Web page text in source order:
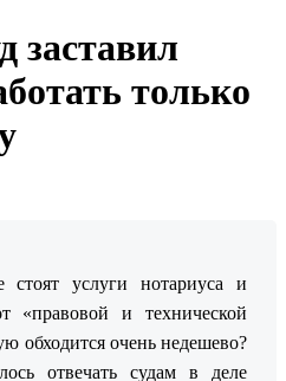
заставил
только
услуги нотариуса и
«правовой и технической
обходится очень недешево?
отвечать судам в деле